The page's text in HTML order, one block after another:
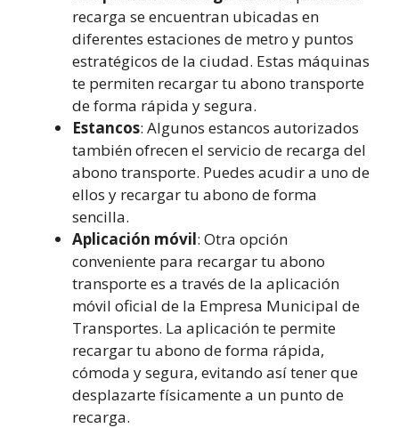
recarga se encuentran ubicadas en
diferentes estaciones de metro y puntos
estratégicos de la ciudad. Estas máquinas
te permiten recargar tu abono transporte
de forma rápida y segura.
Estancos: Algunos estancos autorizados
también ofrecen el servicio de recarga del
abono transporte. Puedes acudir a uno de
ellos y recargar tu abono de forma
sencilla.
Aplicación móvil: Otra opción
conveniente para recargar tu abono
transporte es a través de la aplicación
móvil oficial de la Empresa Municipal de
Transportes. La aplicación te permite
recargar tu abono de forma rápida,
cómoda y segura, evitando así tener que
desplazarte físicamente a un punto de
recarga.